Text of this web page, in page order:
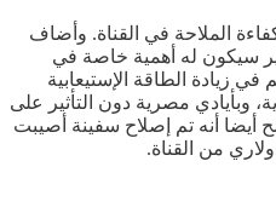
الملاحة في القناة. وأضاف
وأشار إلى أن هذا التطوير سيكون له أهمية خاصة في
زيادة الطاقة الإستيعابية
وبأيادي مصرية دون التأثير على
تطوير القطاع الجنوبي في أبريل الماضي، لم يحدث أي شحوط في المنطقة، وأنه سيتم أيضا تعميق القناة إلى 27 مترا. وأوضح أيضا أنه تم إصلاح سفينة أصيبت